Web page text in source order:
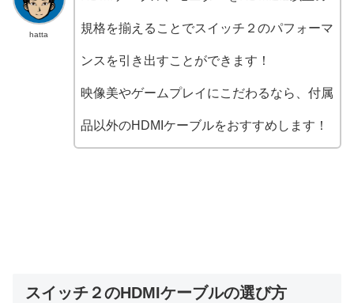
hatta
規格を揃えることでスイッチ２のパフォーマ
ンスを引き出すことができます！
映像美やゲームプレイにこだわるなら、付属
品以外のHDMIケーブルをおすすめします！
スイッチ２のHDMIケーブルの選び方